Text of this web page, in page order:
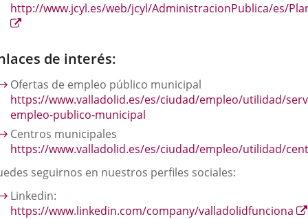
http://www.jcyl.es/web/jcyl/AdministracionPublica/es/
Enlace
una
aplicación
externa.
de interés:
Ofertas de empleo público municipal
https://www.valladolid.es/es/ciudad/empleo/utilidad/
empleo-publico-municipal
Centros municipales
https://www.valladolid.es/es/ciudad/empleo/utilidad/
seguirnos en nuestros perfiles sociales:
Linkedin:
https://www.linkedin.com/company/valladolidfunciona